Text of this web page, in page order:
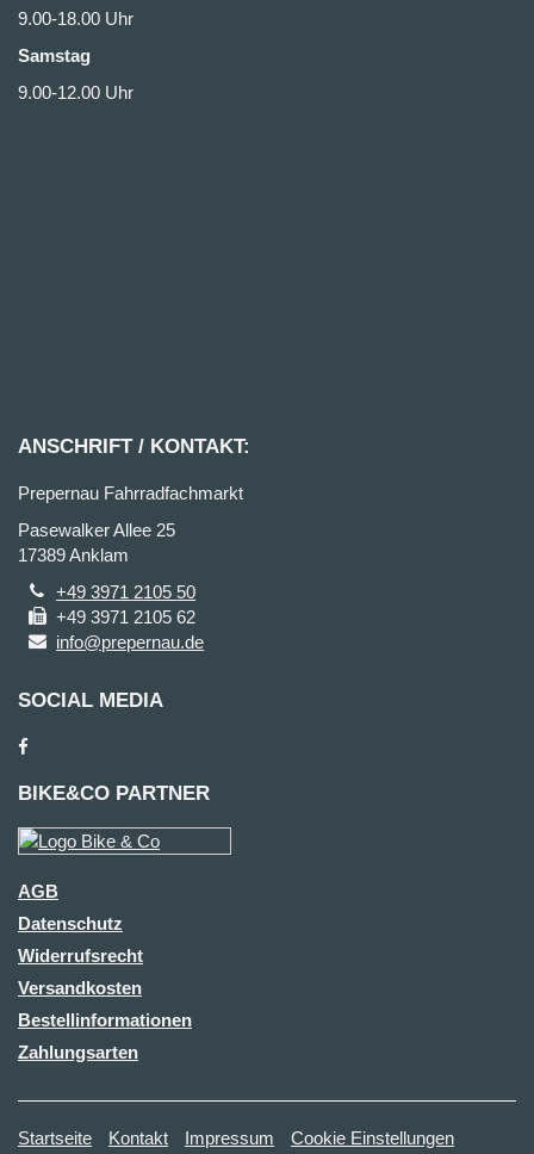
9.00-18.00 Uhr
Samstag
9.00-12.00 Uhr
ANSCHRIFT / KONTAKT:
Prepernau Fahrradfachmarkt
Pasewalker Allee 25
17389 Anklam
+49 3971 2105 50
+49 3971 2105 62
info@prepernau.de
SOCIAL MEDIA
BIKE&CO PARTNER
AGB
Datenschutz
Widerrufsrecht
Versandkosten
Bestellinformationen
Zahlungsarten
Startseite Kontakt Impressum Cookie Einstellungen